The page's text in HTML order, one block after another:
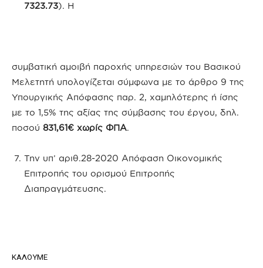
7323.73). Η
συμβατική αμοιβή παροχής υπηρεσιών του Βασικού
Μελετητή υπολογίζεται σύμφωνα με το άρθρο 9 της
Υπουργικής Απόφασης παρ. 2, χαμηλότερης ή ίσης
με το 1,5% της αξίας της σύμβασης του έργου, δηλ.
ποσού 831,61€ χωρίς ΦΠΑ.
Την υπ’ αριθ.28-2020 Απόφαση Οικονομικής
Επιτροπής του ορισμού Επιτροπής
Διαπραγμάτευσης.
ΚΑΛΟΥΜΕ